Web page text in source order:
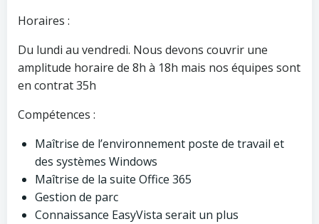
Horaires :
Du lundi au vendredi. Nous devons couvrir une
amplitude horaire de 8h à 18h mais nos équipes sont
en contrat 35h
Compétences :
Maîtrise de l’environnement poste de travail et
des systèmes Windows
Maîtrise de la suite Office 365
Gestion de parc
Connaissance EasyVista serait un plus